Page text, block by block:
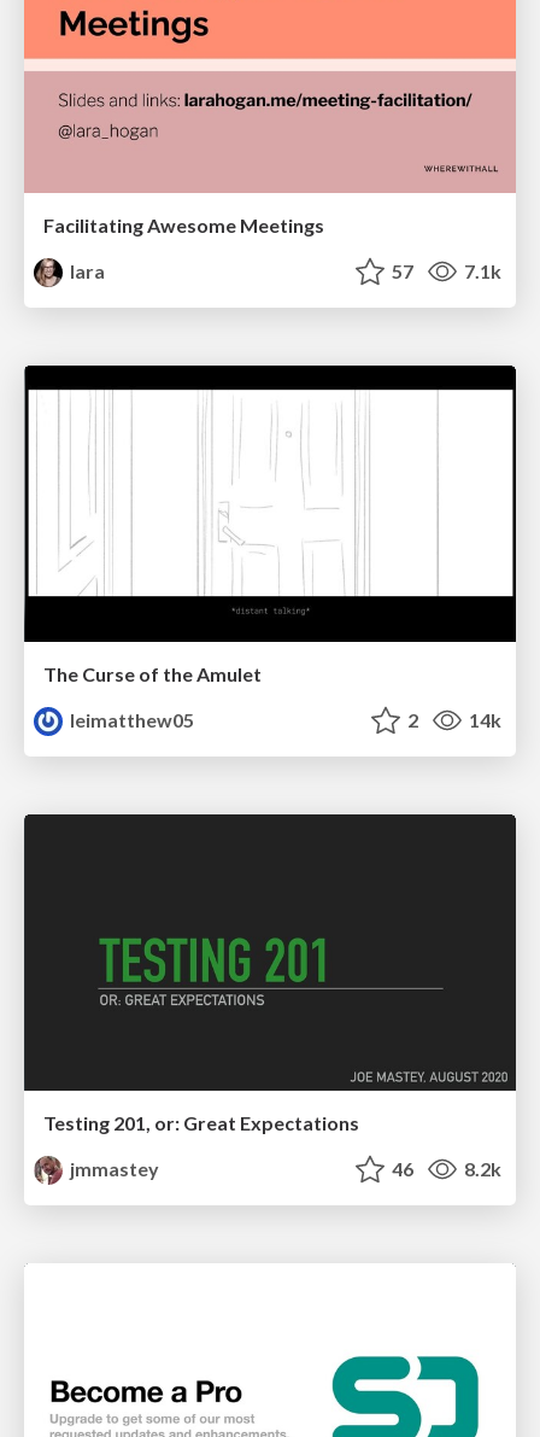
Facilitating Awesome Meetings
lara
57 7.1k
The Curse of the Amulet
leimatthew05
2 14k
Testing 201, or: Great Expectations
jmmastey
46 8.2k